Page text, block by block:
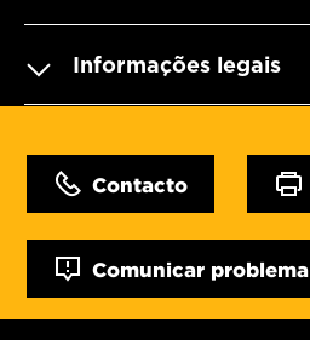
Informações legais
Contacto
Comunicar problema